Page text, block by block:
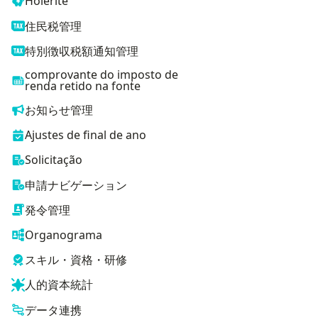
住民税管理
特別徴収税額通知管理
comprovante do imposto de
renda retido na fonte
お知らせ管理
Ajustes de final de ano
Solicitação
申請ナビゲーション
発令管理
Organograma
スキル・資格・研修
人的資本統計
データ連携